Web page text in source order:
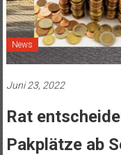
News
Juni 23, 2022
Rat
Pakplätze ab